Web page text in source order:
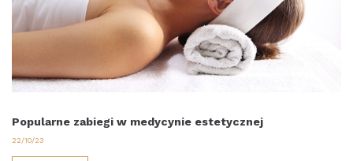
Popularne zabiegi w medycynie estetycznej
22/10/23